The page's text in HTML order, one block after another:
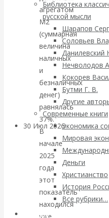
Библиотека
русской мысли
Шарапов
Соловьев
Данилевский
Нечволодов
Кокорев
Бутми Г. В.
Другие
Современные книги
Экономика
Мировая
Деньги
Христианство
История
Все рубрики…
Авторы РЭОШ
ВАлентин
Катасонов.
Саммит
Турции:
nach Osten
30 Июл 2026Банки
Валентин
Катасонов. Кто
определяет
агрегатом
М2
(суммарная
величина
наличных
и
безналичных
денег)
равнялась
37%.
В
начале
2025
года
этот
показатель
находился